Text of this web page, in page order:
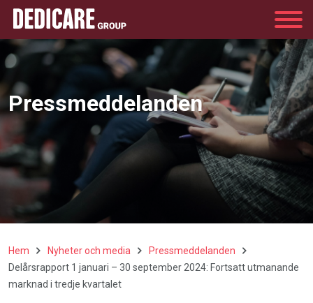
Pressmeddelanden
Hem Nyheter och media
Pressmeddelanden
Delårsrapport 1 januari – 30 september 2024: Fortsatt utmanande
marknad i tredje kvartalet